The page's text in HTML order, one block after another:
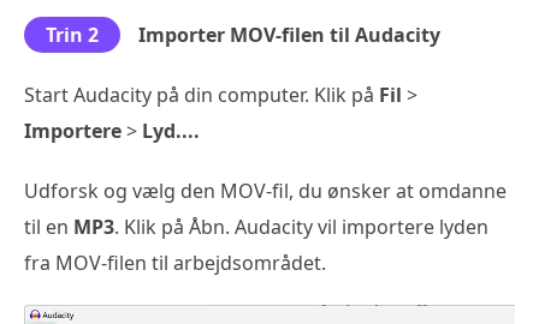
Trin 2 Importer MOV-filen til Audacity
Start Audacity på din computer. Klik på Fil >
Importere> Lyd....
Udforsk og vælg den MOV-fil, du ønsker at omdanne
til en MP3. Klik på Åbn. Audacity vil importere lyden
fra MOV-filen til arbejdsområdet.